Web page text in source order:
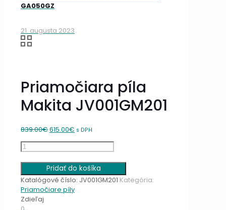
GA050GZ
21. augusta 2023
Priamočiara píla
Makita JV001GM201
839.00€Original
615.00€ Current
s DPH
množstvo
píla
Makita
JV001GM201
Pridať do košíka
Katalógové číslo: JV001GM201 Kategória:
Priamočiare píly
Zdieľaj